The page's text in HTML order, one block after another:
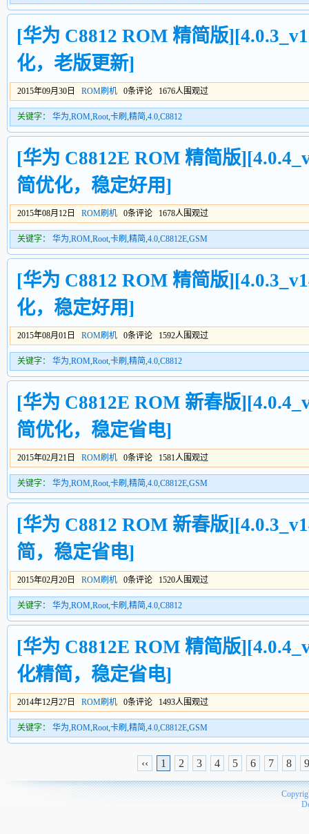
[华为 C8812 ROM 精简版
化，老版更新]
2015年09月30日 ROM刷机 0条评论 1676人围观过
关键字： 华为,ROM,Root,卡刷 ,精简,4.0,C8812
[华为 C8812E ROM 精简版
简优化，稳定好用]
2015年08月12日 ROM刷机 0条评论 1678人围观过
关键字： 华为,ROM,Root,卡刷 ,精简,4.0,C8812E,GSM
[华为 C8812 ROM 精简版
化，稳定好用]
2015年08月01日 ROM刷机 0条评论 1592人围观过
关键字： 华为,ROM,Root,卡刷 ,精简,4.0,C8812
[华为 C8812E ROM 新春版
简优化，稳定省电]
2015年02月21日 ROM刷机 0条评论 1581人围观过
关键字： 华为,ROM,Root,卡刷 ,精简,4.0,C8812E,GSM
[华为 C8812 ROM 新春版
简，稳定省电]
2015年02月20日 ROM刷机 0条评论 1520人围观过
关键字： 华为,ROM,Root,卡刷 ,精简,4.0,C8812
[华为 C8812E ROM 精简版
化精简，稳定省电]
2014年12月27日 ROM刷机 0条评论 1493人围观过
关键字： 华为,ROM,Root,卡刷 ,精简,4.0,C8812E,GSM
‹‹ 1 2 3 4 5 6 7 8 9